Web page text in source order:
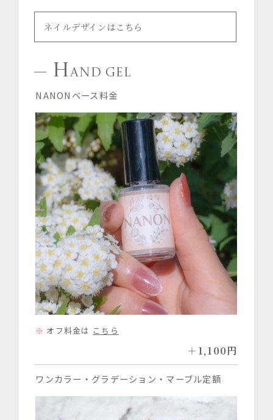
ネイルデザインはこちら
HAND GEL
NANONベース料金
オフ料金は こちら
＋1,100円
ワンカラー・グラデーション・マーブル定額